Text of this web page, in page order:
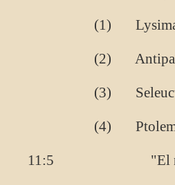
(1)
(2)
(3)
(4) Ptolemy
11:5 "El rey del